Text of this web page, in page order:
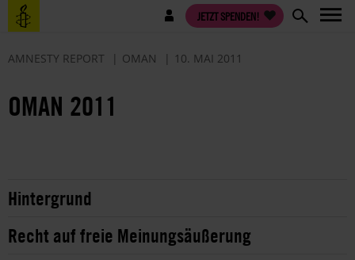
Direkt
zum
Benutzermenü JETZT SPENDEN!
AMNESTY REPORT OMAN 10. MAI 2011
OMAN 2011
Hintergrund
Recht auf freie Meinungsäußerung